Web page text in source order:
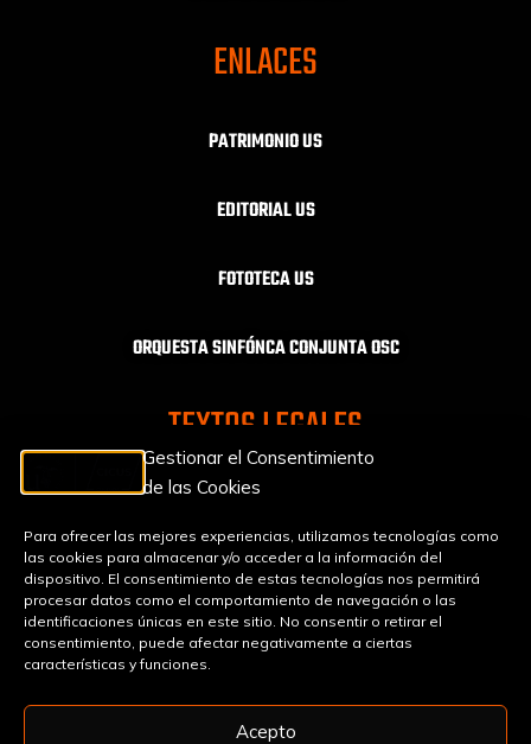
Gestionar el Consentimiento
de las Cookies
Para ofrecer las mejores experiencias, utilizamos tecnologías como
las cookies para almacenar y/o acceder a la información del
dispositivo. El consentimiento de estas tecnologías nos permitirá
procesar datos como el comportamiento de navegación o las
identificaciones únicas en este sitio. No consentir o retirar el
consentimiento, puede afectar negativamente a ciertas
características y funciones.
Acepto
ENLACES
PATRIMONIO US
EDITORIAL US
FOTOTECA US
ORQUESTA SINFÓNCA CONJUNTA OSC
TEXTOS LEGALES
PROTECCIÓN DE DATOS
POLÍTICA DE COOKIES